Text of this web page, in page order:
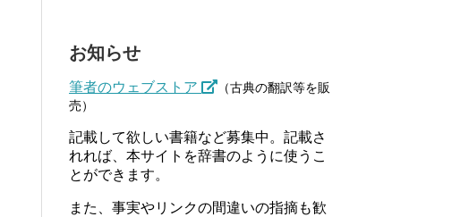
お知らせ
筆者のウェブストア
（古典の翻訳等を販
売）
記載して欲しい書籍など募集中。記載さ
れれば、本サイトを辞書のように使うこ
とができます。
また、事実やリンクの間違いの指摘も歓